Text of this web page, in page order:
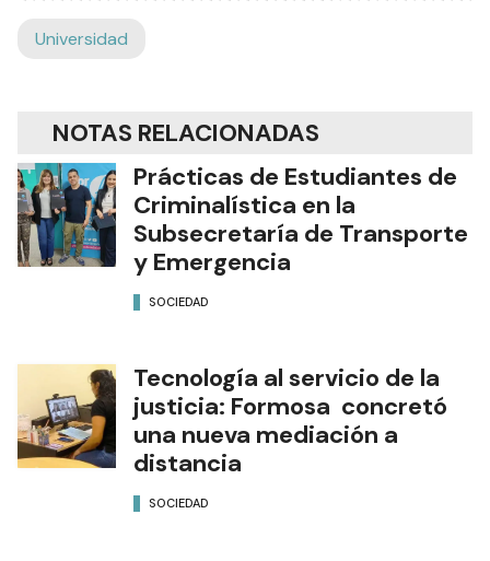
Universidad
NOTAS RELACIONADAS
Prácticas de Estudiantes de
Criminalística en la
Subsecretaría de Transporte
y Emergencia
SOCIEDAD
Tecnología al servicio de la
justicia: Formosa concretó
una nueva mediación a
distancia
SOCIEDAD